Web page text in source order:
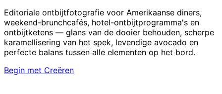
Editoriale ontbijtfotografie voor Amerikaanse diners,
weekend-brunchcafés, hotel-ontbijtprogramma's en
ontbijtketens — glans van de dooier behouden, scherpe
karamellisering van het spek, levendige avocado en
perfecte balans tussen alle elementen op het bord.
Begin met Creëren